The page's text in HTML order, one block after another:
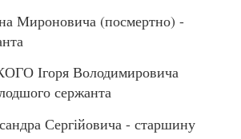
Мироновича (посмертно) -
Ігоря Володимировича
сержанта
Сергійовича - старшину